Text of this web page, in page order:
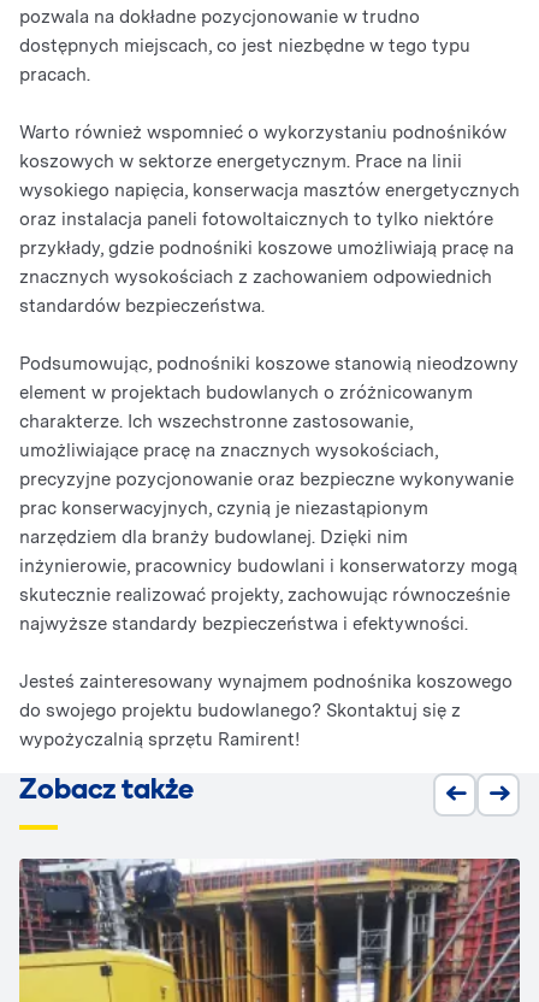
pozwala na dokładne pozycjonowanie w trudno
dostępnych miejscach, co jest niezbędne w tego typu
pracach.
Warto również wspomnieć o wykorzystaniu podnośników
koszowych w sektorze energetycznym. Prace na linii
wysokiego napięcia, konserwacja masztów energetycznych
oraz instalacja paneli fotowoltaicznych to tylko niektóre
przykłady, gdzie podnośniki koszowe umożliwiają pracę na
znacznych wysokościach z zachowaniem odpowiednich
standardów bezpieczeństwa.
Podsumowując, podnośniki koszowe stanowią nieodzowny
element w projektach budowlanych o zróżnicowanym
charakterze. Ich wszechstronne zastosowanie,
umożliwiające pracę na znacznych wysokościach,
precyzyjne pozycjonowanie oraz bezpieczne wykonywanie
prac konserwacyjnych, czynią je niezastąpionym
narzędziem dla branży budowlanej. Dzięki nim
inżynierowie, pracownicy budowlani i konserwatorzy mogą
skutecznie realizować projekty, zachowując równocześnie
najwyższe standardy bezpieczeństwa i efektywności.
Jesteś zainteresowany wynajmem podnośnika koszowego
do swojego projektu budowlanego? Skontaktuj się z
wypożyczalnią sprzętu Ramirent!
Zobacz także